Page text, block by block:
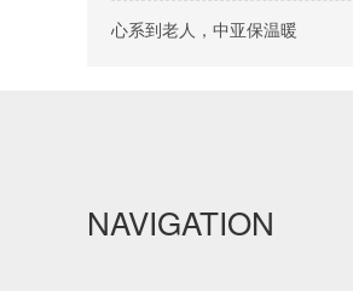
心系到老人，中亚保温暖
NAVIGATION